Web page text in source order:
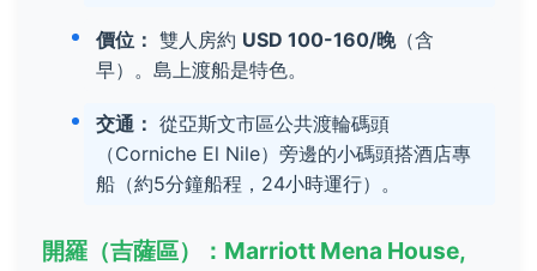
價位： 雙人房約 USD 100-160/晚（含
早）。島上渡船是特色。
交通： 從亞斯文市區公共渡輪碼頭
（Corniche El Nile）旁邊的小碼頭搭酒店專
船（約5分鐘船程，24小時運行）。
開羅（吉薩區）：Marriott Mena House,